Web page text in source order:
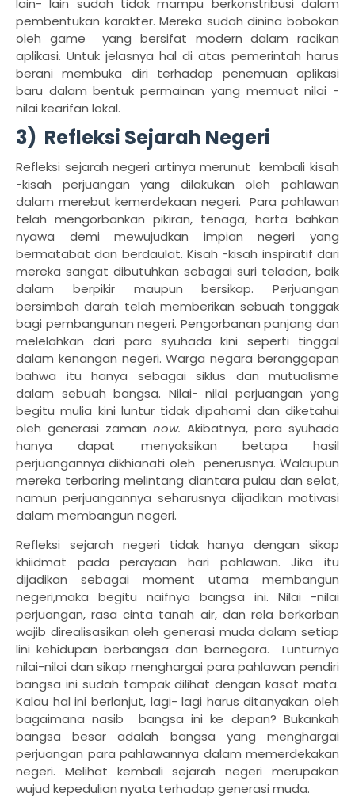
lain- lain sudah tidak mampu berkonstribusi dalam
pembentukan karakter. Mereka sudah dinina bobokan
oleh game
yang bersifat modern dalam racikan
aplikasi. Untuk jelasnya hal di atas pemerintah harus
berani membuka diri terhadap penemuan aplikasi
baru dalam bentuk permainan yang memuat nilai -
nilai kearifan lokal.
3) Refleksi Sejarah Negeri
Refleksi sejarah negeri artinya merunut kembali kisah
-kisah perjuangan yang dilakukan oleh pahlawan
dalam merebut kemerdekaan negeri. Para pahlawan
telah mengorbankan pikiran, tenaga, harta bahkan
nyawa demi mewujudkan impian negeri yang
bermatabat dan berdaulat. Kisah -kisah inspiratif dari
mereka sangat dibutuhkan sebagai suri teladan, baik
dalam berpikir maupun bersikap. Perjuangan
bersimbah darah telah memberikan sebuah tonggak
bagi pembangunan negeri. Pengorbanan panjang dan
melelahkan dari para syuhada kini seperti tinggal
dalam kenangan negeri. Warga negara beranggapan
bahwa itu hanya sebagai siklus dan mutualisme
dalam sebuah bangsa. Nilai- nilai perjuangan yang
begitu mulia kini luntur tidak dipahami dan diketahui
oleh generasi zaman now. Akibatnya, para syuhada
hanya dapat menyaksikan betapa hasil
perjuangannya dikhianati oleh penerusnya. Walaupun
mereka terbaring melintang diantara pulau dan selat,
namun perjuangannya seharusnya dijadikan motivasi
dalam membangun negeri.
Refleksi sejarah negeri tidak hanya dengan sikap
khiidmat pada perayaan hari pahlawan. Jika itu
dijadikan sebagai moment utama membangun
negeri,maka begitu naifnya bangsa ini. Nilai -nilai
perjuangan, rasa cinta tanah air, dan rela berkorban
wajib direalisasikan oleh generasi muda dalam setiap
lini kehidupan berbangsa dan bernegara.
Lunturnya
nilai-nilai dan sikap menghargai para pahlawan pendiri
bangsa ini sudah tampak dilihat dengan kasat mata.
Kalau hal ini berlanjut, lagi- lagi harus ditanyakan oleh
bagaimana nasib
bangsa ini ke depan? Bukankah
bangsa besar adalah bangsa yang menghargai
perjuangan para pahlawannya dalam memerdekakan
negeri. Melihat kembali sejarah negeri merupakan
wujud kepedulian nyata terhadap generasi muda.